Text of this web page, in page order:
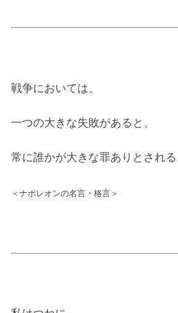
戦争においては、
一つの大きな失敗があると、
常に誰かが大きな罪ありとされる
＜ナポレオンの名言・格言＞